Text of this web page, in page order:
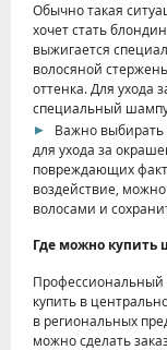
Обычно такая
хочет стать
выжигается
волосяной
оттенка. Для ухода
специальный
Важно выбирать
для ухода за
повреждающих
воздействие,
волосами и
Где можно купить
купить в
в региональных
можно сделать